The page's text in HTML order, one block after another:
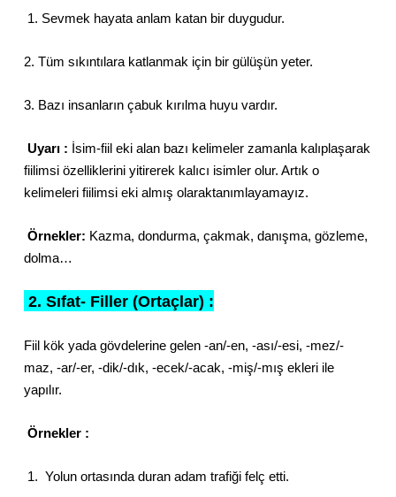
1. Sevmek hayata anlam katan bir duygudur.
2. Tüm sıkıntılara katlanmak için bir gülüşün yeter.
3. Bazı insanların çabuk kırılma huyu vardır.
Uyarı : İsim-fiil eki alan bazı kelimeler zamanla kalıplaşarak
fiilimsi özelliklerini yitirerek kalıcı isimler olur. Artık o
kelimeleri fiilimsi eki almış olaraktanımlayamayız.
Örnekler: Kazma, dondurma, çakmak, danışma, gözleme,
dolma…
2. Sıfat- Filler (Ortaçlar) :
Fiil kök yada gövdelerine gelen -an/-en, -ası/-esi, -mez/-
maz, -ar/-er, -dik/-dık, -ecek/-acak, -miş/-mış ekleri ile
yapılır.
Örnekler :
1. Yolun ortasında duran adam trafiği felç etti.